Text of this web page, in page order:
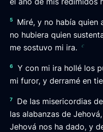
5
Miré, y no había quien
no hubiera quien
me sostuvo mi ira.
c
6
Y con mi ira hollé los
mi furor, y derramé en
7
De las misericordias
las alabanzas de
Jehová nos ha dado, y